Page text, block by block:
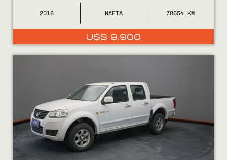
2018 NAFTA 78654
U$S 9.900